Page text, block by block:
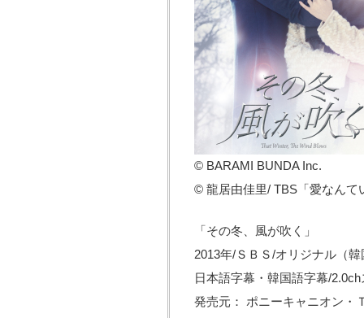
© BARAMI BUNDA Inc.
© 龍居由佳里/ TBS「愛なんて
「その冬、風が吹く」
2013年/ＳＢＳ/オリジナル（
日本語字幕・韓国語字幕/
発売元： ポニーキャニオン・